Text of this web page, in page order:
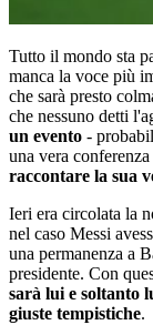
Tutto il mondo sta
manca la voce più
che sarà presto
che nessuno detti
un evento -
una vera
raccontare la sua
Ieri era circolata la
nel caso Messi
una permanenza a
presidente. Con
sarà lui e soltanto
giuste tempistiche.